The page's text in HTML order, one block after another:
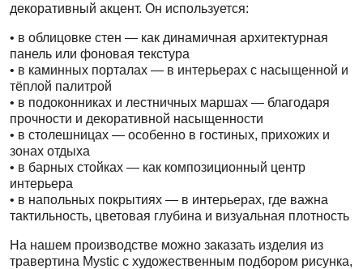
декоративный акцент. Он используется:
• в облицовке стен — как динамичная архитектурная
панель или фоновая текстура
• в каминных порталах — в интерьерах с насыщенной и
тёплой палитрой
• в подоконниках и лестничных маршах — благодаря
прочности и декоративной насыщенности
• в столешницах — особенно в гостиных, прихожих и
зонах отдыха
• в барных стойках — как композиционный центр
интерьера
• в напольных покрытиях — в интерьерах, где важна
тактильность, цветовая глубина и визуальная плотность
На нашем производстве можно заказать изделия из
травертина Mystic с художественным подбором рисунка,